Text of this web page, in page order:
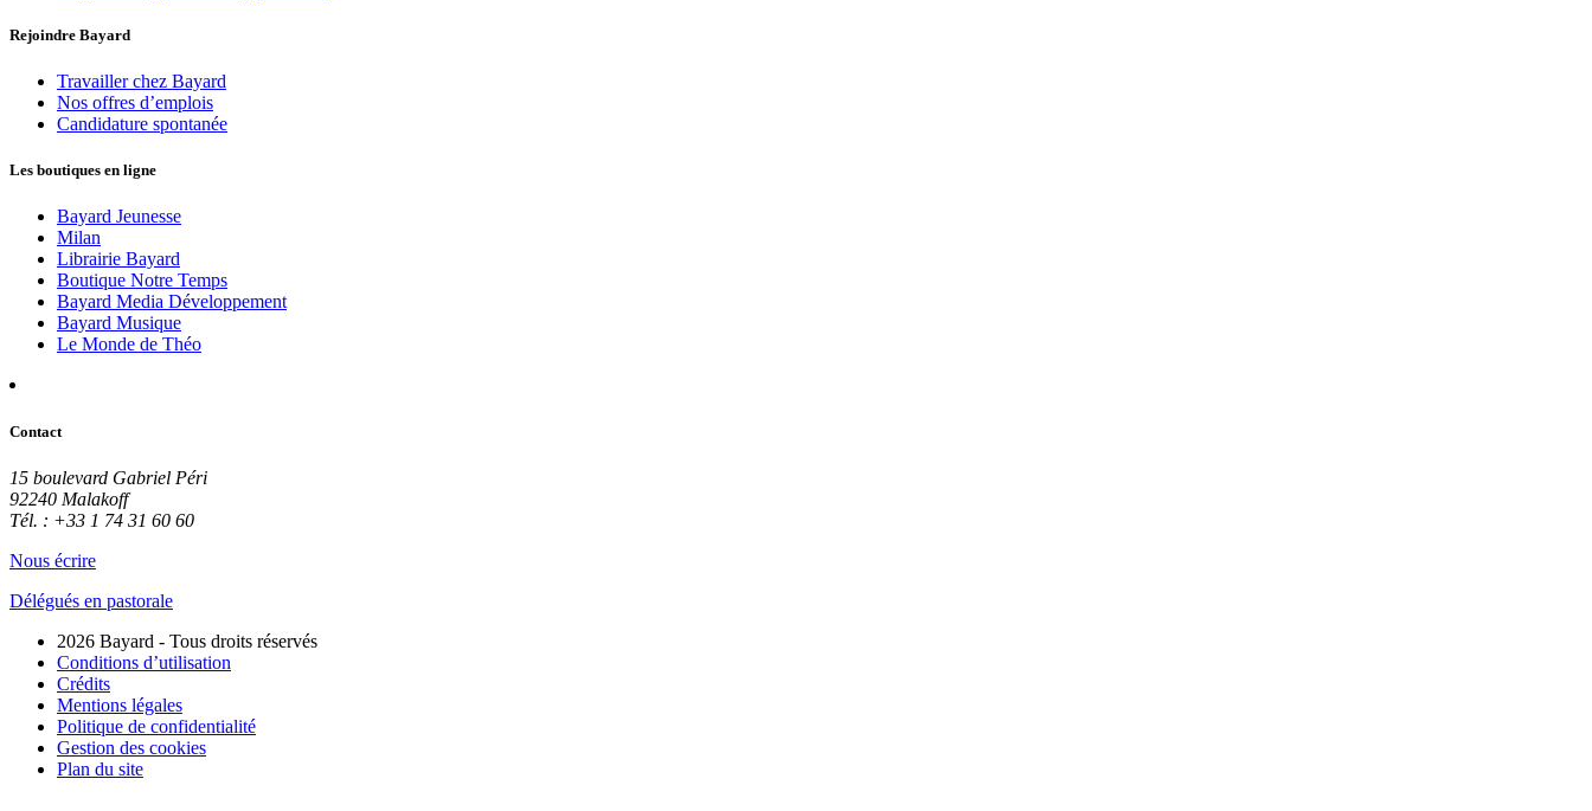
Rejoindre Bayard
Travailler chez Bayard
Nos offres d’emplois
Candidature spontanée
Les boutiques en ligne
Bayard Jeunesse
Milan
Librairie Bayard
Boutique Notre Temps
Bayard Media Développement
Bayard Musique
Le Monde de Théo
Contact
15 boulevard Gabriel Péri
92240 Malakoff
Tél. : +33 1 74 31 60 60
Nous écrire
Délégués en pastorale
2026 Bayard - Tous droits réservés
Conditions d’utilisation
Crédits
Mentions légales
Politique de confidentialité
Gestion des cookies
Plan du site